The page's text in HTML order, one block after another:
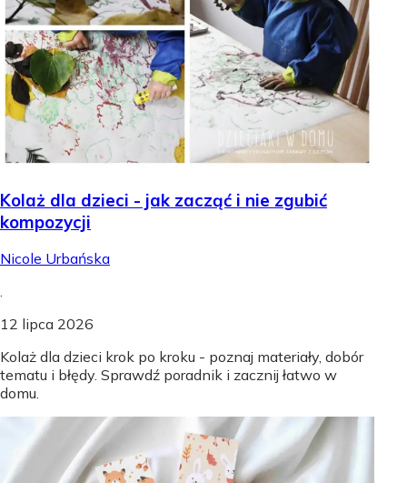
Kolaż dla dzieci - jak zacząć i nie zgubić
kompozycji
Nicole Urbańska
.
12 lipca 2026
Kolaż dla dzieci krok po kroku - poznaj materiały, dobór
tematu i błędy. Sprawdź poradnik i zacznij łatwo w
domu.